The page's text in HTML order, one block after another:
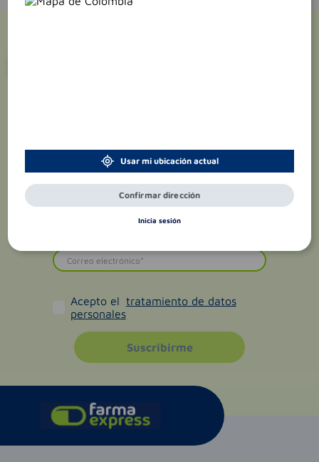
Acepto el tratamiento de datos
personales
Suscribirme
Usar mi ubicación actual
Confirmar dirección
Inicia sesión